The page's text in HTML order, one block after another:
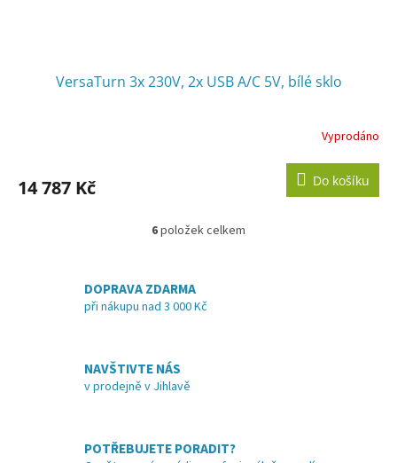
VersaTurn 3x 230V, 2x USB A/C 5V, bílé sklo
Vyprodáno
14 787 Kč Do košíku
O
d
y
v
6položek celkem
DOPRAVA ZDARMA
při nákupu nad 3 000 Kč
NAVŠTIVTE NÁS
v prodejně v Jihlavě
POTŘEBUJETE PORADIT?